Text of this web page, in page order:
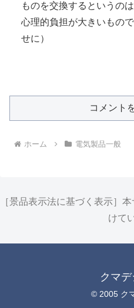
ものを交換するというのは
心理的負担が大きいもの
せに）
コメント
ホーム 電気製品一般
［景品表示法に基づく表示］
けて
クマ
© 2005 ク